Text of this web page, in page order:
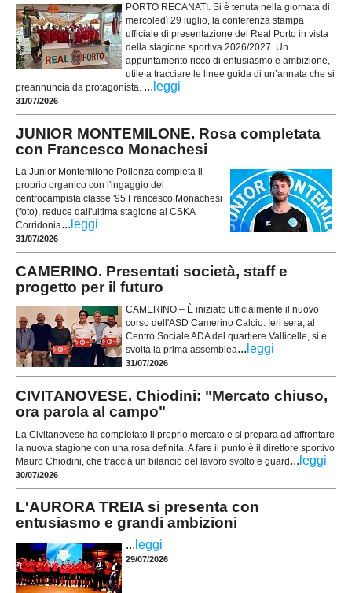
PORTO RECANATI. Si è tenuta nella giornata di
mercoledì 29 luglio, la conferenza stampa
ufficiale di presentazione del Real Porto in vista
della stagione sportiva 2026/2027. Un
appuntamento ricco di entusiasmo e ambizione,
utile a tracciare le linee guida di un’annata che si
preannuncia da protagonista. ... leggi
31/07/2026
JUNIOR MONTEMILONE. Rosa completata
con Francesco Monachesi
La Junior Montemilone Pollenza completa il
proprio organico con l'ingaggio del
centrocampista classe '95 Francesco Monachesi
(foto), reduce dall'ultima stagione al CSKA
Corridonia... leggi
31/07/2026
CAMERINO. Presentati società, staff e
progetto per il futuro
CAMERINO – È iniziato ufficialmente il nuovo
corso dell'ASD Camerino Calcio. Ieri sera, al
Centro Sociale ADA del quartiere Vallicelle, si è
svolta la prima assemblea... leggi
31/07/2026
CIVITANOVESE. Chiodini: "Mercato chiuso,
ora parola al campo"
La Civitanovese ha completato il proprio mercato e si prepara ad affrontare
la nuova stagione con una rosa definita. A fare il punto è il direttore sportivo
Mauro Chiodini, che traccia un bilancio del lavoro svolto e guard... leggi
30/07/2026
L'AURORA TREIA si presenta con
entusiasmo e grandi ambizioni
... leggi
29/07/2026